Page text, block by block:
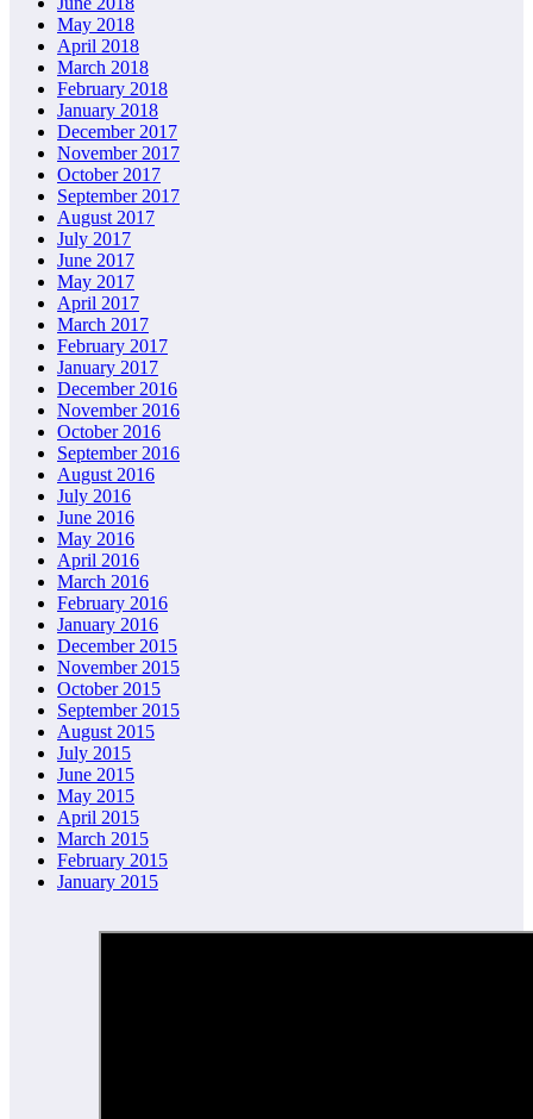
May 2018
April 2018
March 2018
February 2018
January 2018
December 2017
November 2017
October 2017
September 2017
August 2017
July 2017
June 2017
May 2017
April 2017
March 2017
February 2017
January 2017
December 2016
November 2016
October 2016
September 2016
August 2016
July 2016
June 2016
May 2016
April 2016
March 2016
February 2016
January 2016
December 2015
November 2015
October 2015
September 2015
August 2015
July 2015
June 2015
May 2015
April 2015
March 2015
February 2015
January 2015